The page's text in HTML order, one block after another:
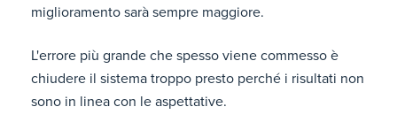
miglioramento sarà sempre maggiore.
L'errore più grande che spesso viene commesso è
chiudere il sistema troppo presto perché i risultati non
sono in linea con le aspettative.